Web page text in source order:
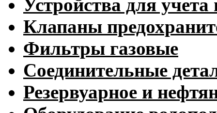
Устройства для учета
Клапаны
Фильтры газовые
Соединительные
Резервуарное и